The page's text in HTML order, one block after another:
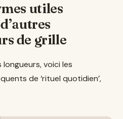
utiles
de grille
longueurs, voici les
de ‘rituel quotidien’,